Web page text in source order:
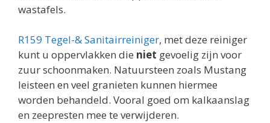
wastafels.
R159 Tegel-& Sanitairreiniger, met deze reiniger
kunt u oppervlakken die niet gevoelig zijn voor
zuur schoonmaken. Natuursteen zoals Mustang
leisteen en veel granieten kunnen hiermee
worden behandeld. Vooral goed om kalkaanslag
en zeepresten mee te verwijderen.